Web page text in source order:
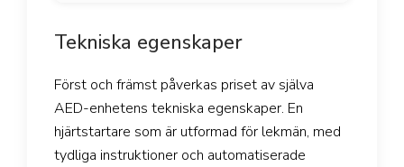
Tekniska egenskaper
Först och främst påverkas priset av själva
AED-enhetens tekniska egenskaper. En
hjärtstartare som är utformad för lekmän, med
tydliga instruktioner och automatiserade